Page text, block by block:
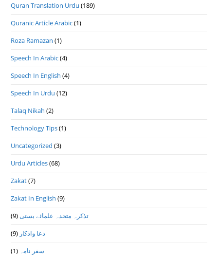
Quran Translation Urdu (189)
Quranic Article Arabic(1)
Roza Ramazan (1)
Speech In Arabic(4)
Speech In English (4)
Speech In Urdu (12)
Talaq Nikah (2)
Technology Tips(1)
Uncategorized (3)
Urdu Articles(68)
Zakat(7)
Zakat In English (9)
تذكرہ متحدہ علمائے بستى(9)
دعا واذكار (9)
سفر نامہ (1)